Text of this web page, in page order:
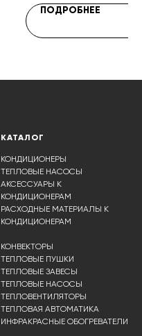
ПОДРОБНЕЕ
КАТАЛОГ
КОНДИЦИОНЕРЫ
ТЕПЛОВЫЕ НАСОСЫ
АКСЕССУАРЫ К
КОНДИЦИОНЕРАМ
РАСХОДНЫЕ МАТЕРИАЛЫ К
КОНДИЦИОНЕРАМ
КОНВЕКТОРЫ
ТЕПЛОВЫЕ ПУШКИ
ТЕПЛОВЫЕ ЗАВЕСЫ
ТЕПЛОВЫЕ НАСОСЫ
ТЕПЛОВЕНТИЛЯТОРЫ
ТЕПЛОВАЯ АВТОМАТИКА
ИНФРАКРАСНЫЕ ОБОГРЕВАТЕЛИ